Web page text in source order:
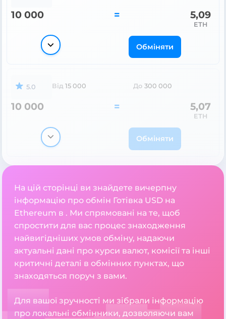
10 000 = 5,09
ETH
Обміняти
5.0 Від 15 000 До 300 000
10 000 = 5,07
ETH
Обміняти
На цій сторінці ви знайдете вичерпну
інформацію про обмін Готівка USD на
Ethereum в . Ми спрямовані на те, щоб
спростити для вас процес знаходження
найвигідніших умов обміну, надаючи
актуальні дані про курси валют, комісії та інші
критичні деталі в обмінних пунктах, що
знаходяться поруч з вами.
Для вашої зручності ми зібрали інформацію
про локальні обмінники, дозволяючи вам